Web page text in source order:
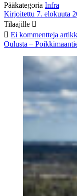
Pääkategoria Infra
Kirjoitettu 7. elokuuta
Tilaajille
Ei kommentteja
Oulusta –